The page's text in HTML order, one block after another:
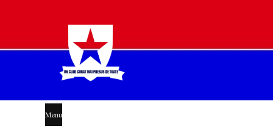
STEAUA
LIBERĂ
Menu